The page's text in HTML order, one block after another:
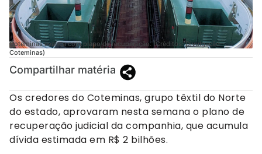
Coteminas avança com plano de recuperação. (Créditos: Divulgação
Coteminas)
Compartilhar matéria
Os credores do Coteminas, grupo têxtil do Norte
do estado, aprovaram nesta semana o plano de
recuperação judicial da companhia, que acumula
dívida estimada em R$ 2 bilhões.